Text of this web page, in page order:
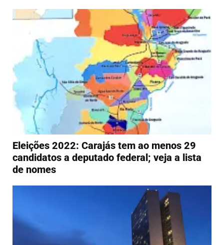
Eleições 2022: Carajás tem ao menos 29
candidatos a deputado federal; veja a lista
de nomes